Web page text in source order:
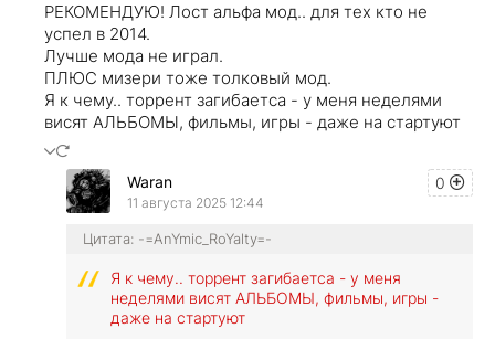
РЕКОМЕНДУЮ! Лост альфа мод.. для тех кто не
успел в 2014.
Лучше мода не играл.
ПЛЮС мизери тоже толковый мод.
Я к чему.. торрент загибаетса - у меня неделями
висят АЛЬБОМЫ, фильмы, игры - даже на стартуют
0
Waran
11 августа 2025 12:44
Цитата: -=AnYmic_RoYalty=-
Я к чему.. торрент загибаетса - у меня
неделями висят АЛЬБОМЫ, фильмы, игры -
даже на стартуют